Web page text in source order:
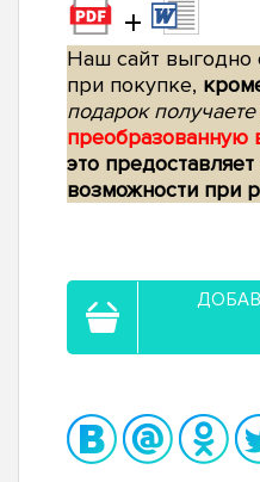
+
Наш сайт выгодно
при покупке,
подарок получаете
преобразованную
это
возможности при